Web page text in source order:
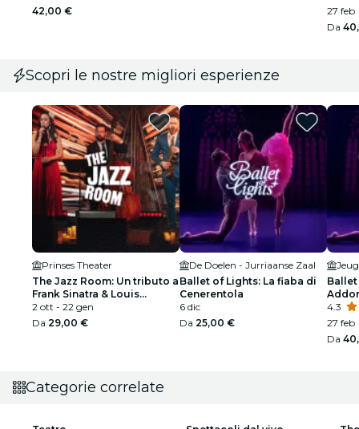
42,00 €
27 feb
Da
Scopri le nostre migliori esperienze
Prinses Theater
The Jazz Room: Un tributo a
Frank Sinatra & Louis
Armstrong
2 ott - 22 gen
Da 29,00 €
De Doelen - Jurriaanse Zaal
Ballet of Lights: La fiaba di
Cenerentola
6 dic
Da 25,00 €
Ballet
4.3
27 feb
Da
Categorie correlate